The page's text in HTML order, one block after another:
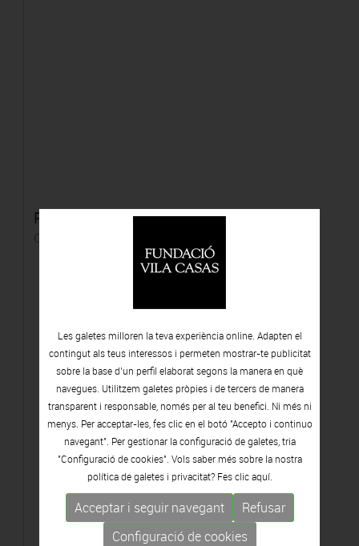
Pare (1)
Les galetes milloren la teva experiència online. Adapten el
contingut als teus interessos i permeten mostrar-te publicitat
sobre la base d’un perfil elaborat segons la manera en què
navegues. Utilitzem galetes pròpies i de tercers de manera
transparent i responsable, només per al teu benefici. Ni més ni
menys. Per acceptar-les, fes clic en el botó "Accepto i continuo
navegant". Per gestionar la configuració de galetes, tria
"Configuració de cookies". Vols saber més sobre la nostra
política de galetes i privacitat? Fes clicaquí.
Acceptar i seguir navegant
Refusar
Configuració de cookies